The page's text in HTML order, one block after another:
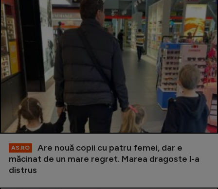
AS.RO
Are nouă copii cu patru femei, dar e
măcinat de un mare regret. Marea dragoste l-a
distrus